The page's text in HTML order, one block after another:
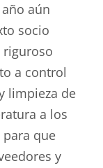
aún
socio
riguroso
a control
limpieza de
a los
que
y